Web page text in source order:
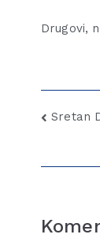
Drugovi,
Sretan